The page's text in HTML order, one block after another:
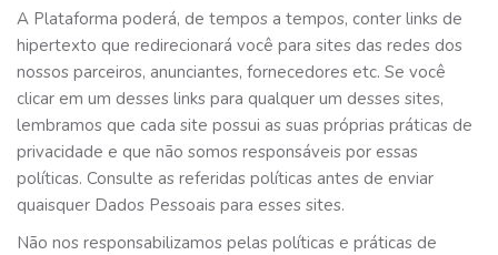
A Plataforma poderá, de tempos a tempos, conter links de
hipertexto que redirecionará você para sites das redes dos
nossos parceiros, anunciantes, fornecedores etc. Se você
clicar em um desses links para qualquer um desses sites,
lembramos que cada site possui as suas próprias práticas de
privacidade e que não somos responsáveis por essas
políticas. Consulte as referidas políticas antes de enviar
quaisquer Dados Pessoais para esses sites.
Não nos responsabilizamos pelas políticas e práticas de